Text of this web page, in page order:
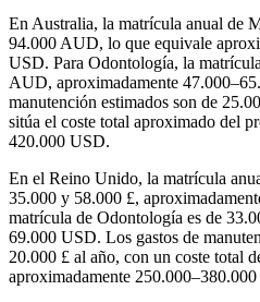
En Australia, la matrícula anual de
94.000 AUD, lo que equivale
USD. Para Odontología, la
AUD, aproximadamente
manutención estimados son de
sitúa el coste total aproximado del
420.000 USD.
En el Reino Unido, la matrícula
35.000 y 58.000 £,
matrícula de Odontología es de
69.000 USD. Los gastos de
20.000 £ al año, con un coste total
aproximadamente